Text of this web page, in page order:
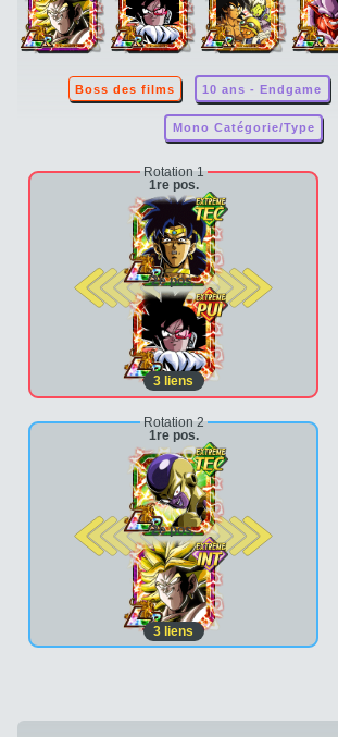
Boss des films 10 ans - Endgame
Mono Catégorie/Type
Rotation 1
1re pos.
2e pos.
3 liens
Rotation 2
1re pos.
2e pos.
3 liens